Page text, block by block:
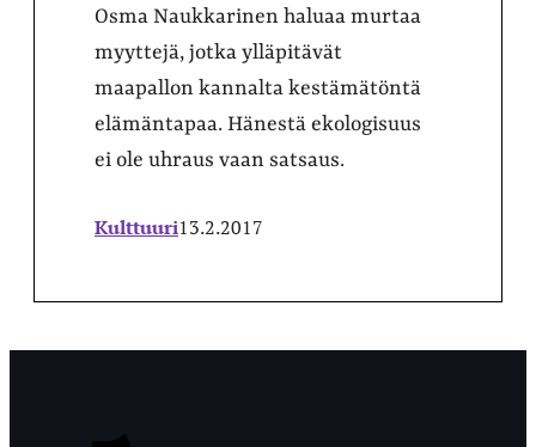
Osma Naukkarinen haluaa murtaa
myyttejä, jotka ylläpitävät
maapallon kannalta kestämätöntä
elämäntapaa. Hänestä ekologisuus
ei ole uhraus vaan satsaus.
Kulttuuri13.2.2017